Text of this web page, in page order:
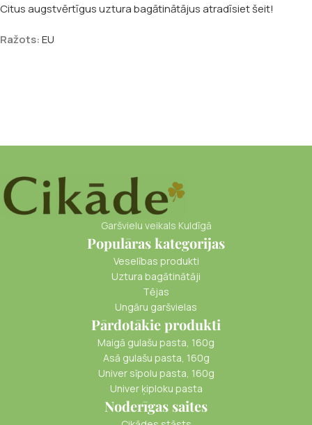
Citus augstvērtīgus uztura bagātinātājus atradīsiet šeit!
Ražots:EU
Garšvielu veikals Kuldīgā
Populāras kategorijas
Veselības produkti
Uztura bagātinātāji
Tējas
Ungāru garšvielas
Pārdotākie produkti
Maigā gulašu pasta, 160g
Asā gulašu pasta, 160g
Univer sīpolu pasta, 160g
Univer ķiploku pasta
Noderīgas saites